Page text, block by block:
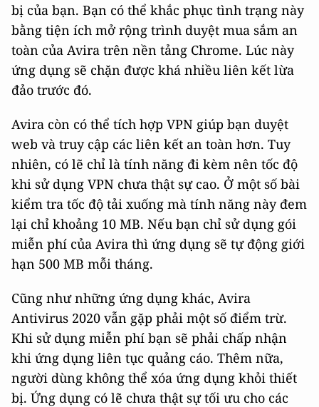
bị của bạn. Bạn có thể khắc phục tình trạng này
bằng tiện ích mở rộng trình duyệt mua sắm an
toàn của Avira trên nền tảng Chrome. Lúc này
ứng dụng sẽ chặn được khá nhiều liên kết lừa
đảo trước đó.
Avira còn có thể tích hợp VPN giúp bạn duyệt
web và truy cập các liên kết an toàn hơn. Tuy
nhiên, có lẽ chỉ là tính năng đi kèm nên tốc độ
khi sử dụng VPN chưa thật sự cao. Ở một số bài
kiểm tra tốc độ tải xuống mà tính năng này đem
lại chỉ khoảng 10 MB. Nếu bạn chỉ sử dụng gói
miễn phí của Avira thì ứng dụng sẽ tự động giới
hạn 500 MB mỗi tháng.
Cũng như những ứng dụng khác, Avira
Antivirus 2020 vẫn gặp phải một số điểm trừ.
Khi sử dụng miễn phí bạn sẽ phải chấp nhận
khi ứng dụng liên tục quảng cáo. Thêm nữa,
người dùng không thể xóa ứng dụng khỏi thiết
bị. Ứng dụng có lẽ chưa thật sự tối ưu cho các